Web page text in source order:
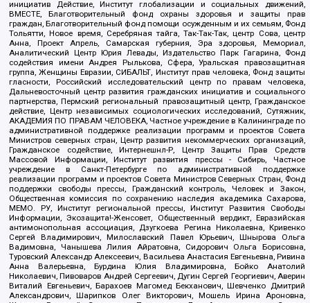
инициатив Действие, Институт глобализации и социальных движений,
ВМЕСТЕ, Благотворительный фонд охраны здоровья и защиты прав
граждан, Благотворительный фонд помощи осужденным и их семьям, Фонд
Тольятти, Новое время, Серебряная тайга, Так-Так-Так, центр Сова, центр
Анна, Проект Апрель, Самарская губерния, Эра здоровья, Мемориал,
Аналитический Центр Юрия Левады, Издательство Парк Гагарина, Фонд
содействия имени Андрея Рылькова, Сфера, Уральская правозащитная
группа, Женщины Евразии, СИБАЛЬТ, Институт прав человека, Фонд защиты
гласности, Российский исследовательский центр по правам человека,
Дальневосточный центр развития гражданских инициатив и социального
партнерства, Пермский региональный правозащитный центр, Гражданское
действие, Центр независимых социологических исследований, Сутяжник,
АКАДЕМИЯ ПО ПРАВАМ ЧЕЛОВЕКА, Частное учреждение в Калининграде по
административной поддержке реализации программ и проектов Совета
Министров северных стран, Центр развития некоммерческих организаций,
Гражданское содействие, Интернешнл-Р, Центр Защиты Прав Средств
Массовой Информации, Институт развития прессы - Сибирь, Частное
учреждение в Санкт-Петербурге по административной поддержке
реализации программ и проектов Совета Министров Северных Стран, Фонд
поддержки свободы прессы, Гражданский контроль, Человек и Закон,
Общественная комиссия по сохранению наследия академика Сахарова,
МЕМО. РУ, Институт региональной прессы, Институт Развития Свободы
Информации, Экозащита!-Женсовет, Общественный вердикт, Евразийская
антимонопольная ассоциация, Дзугкоева Регина Николаевна, Кривенко
Сергей Владимирович, Милославский Павел Юрьевич, Шнырова Ольга
Вадимовна, Чанышева Лилия Айратовна, Сидорович Ольга Борисовна,
Туровский Александр Алексеевич, Васильева Анастасия Евгеньевна, Ривина
Анна Валерьевна, Бурдина Юлия Владимировна, Бойко Анатолий
Николаевич, Пивоваров Андрей Сергеевич, Дугин Сергей Георгиевич, Аверин
Виталий Евгеньевич, Барахоев Магомед Бекханович, Шевченко Дмитрий
Александрович, Шарипков Олег Викторович, Мошель Ирина Ароновна,